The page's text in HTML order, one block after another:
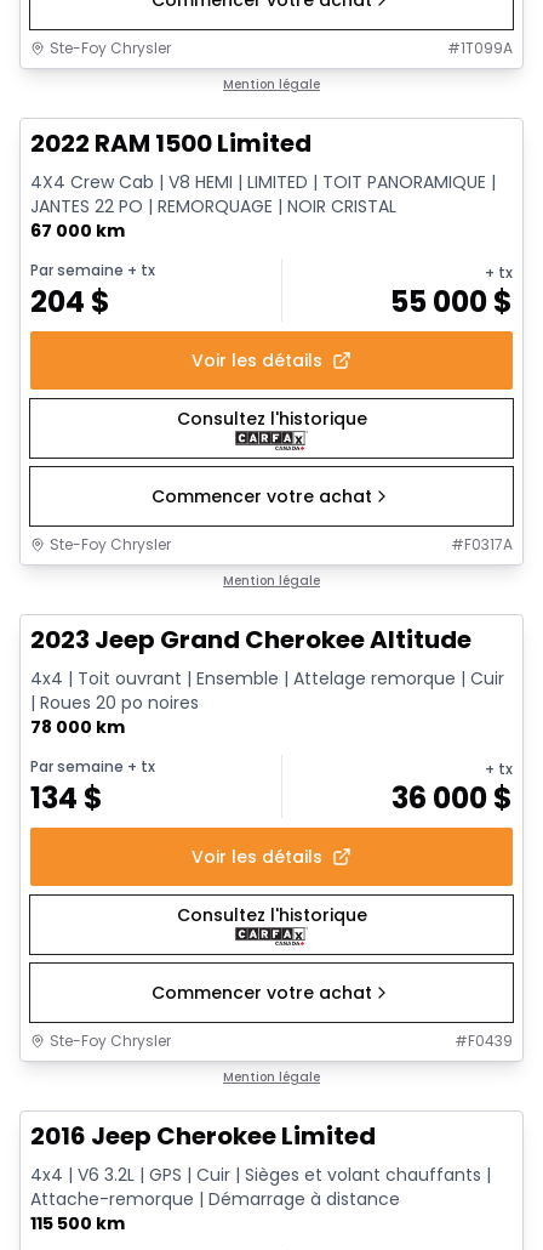
Ste-Foy Chrysler #1T099A
Mention légale
2022 RAM 1500 Limited
4X4 Crew Cab | V8 HEMI | LIMITED | TOIT PANORAMIQUE |
JANTES 22 PO | REMORQUAGE | NOIR CRISTAL
67 000 km
Par semaine + tx
204 $
+ tx
55 000$
Voir les détails
Consultez l'historique
Commencer votre achat
Ste-Foy Chrysler #F0317A
Mention légale
2023 Jeep Grand Cherokee Altitude
4x4 | Toit ouvrant | Ensemble | Attelage remorque | Cuir
| Roues 20 po noires
78 000 km
Par semaine + tx
134 $
+ tx
36 000$
Voir les détails
Consultez l'historique
Commencer votre achat
Ste-Foy Chrysler #F0439
Mention légale
2016 Jeep Cherokee Limited
4x4 | V6 3.2L | GPS | Cuir | Sièges et volant chauffants |
Attache-remorque | Démarrage à distance
115 500 km